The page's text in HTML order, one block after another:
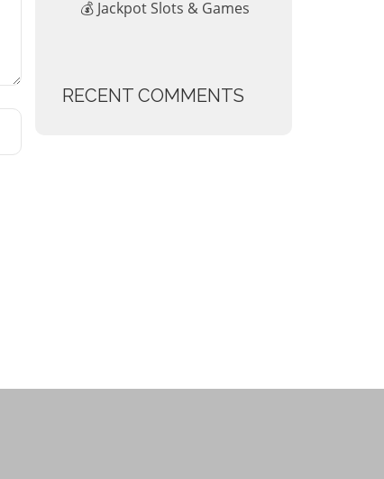
💰 Jackpot Slots & Games
RECENT COMMENTS